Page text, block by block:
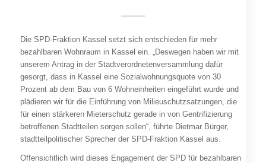
Die SPD-Fraktion Kassel setzt sich entschieden für mehr
bezahlbaren Wohnraum in Kassel ein. „Deswegen haben wir mit
unserem Antrag in der Stadtverordnetenversammlung dafür
gesorgt, dass in Kassel eine Sozialwohnungsquote von 30
Prozent ab dem Bau von 6 Wohneinheiten eingeführt wurde und
plädieren wir für die Einführung von Milieuschutzsatzungen, die
für einen stärkeren Mieterschutz gerade in von Gentrifizierung
betroffenen Stadtteilen sorgen sollen“, führte Dietmar Bürger,
stadtteilpolitischer Sprecher der SPD-Fraktion Kassel aus.
Offensichtlich wird dieses Engagement der SPD für bezahlbaren